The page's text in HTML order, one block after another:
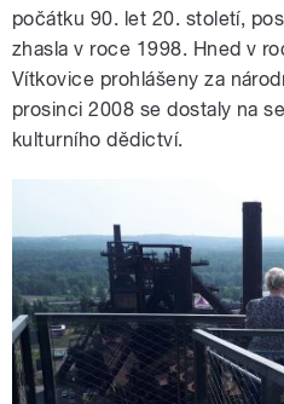
počátku 90. let 20. století,
zhasla v roce 1998. Hned v
Vítkovice prohlášeny za
prosinci 2008 se dostaly na
kulturního dědictví.